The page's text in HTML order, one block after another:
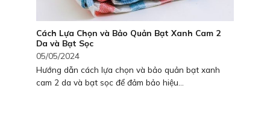
Cách Lựa Chọn và Bảo Quản Bạt Xanh Cam 2
Da và Bạt Sọc
05/05/2024
Hướng dẫn cách lựa chọn và bảo quản bạt xanh
cam 2 da và bạt sọc để đảm bảo hiệu...